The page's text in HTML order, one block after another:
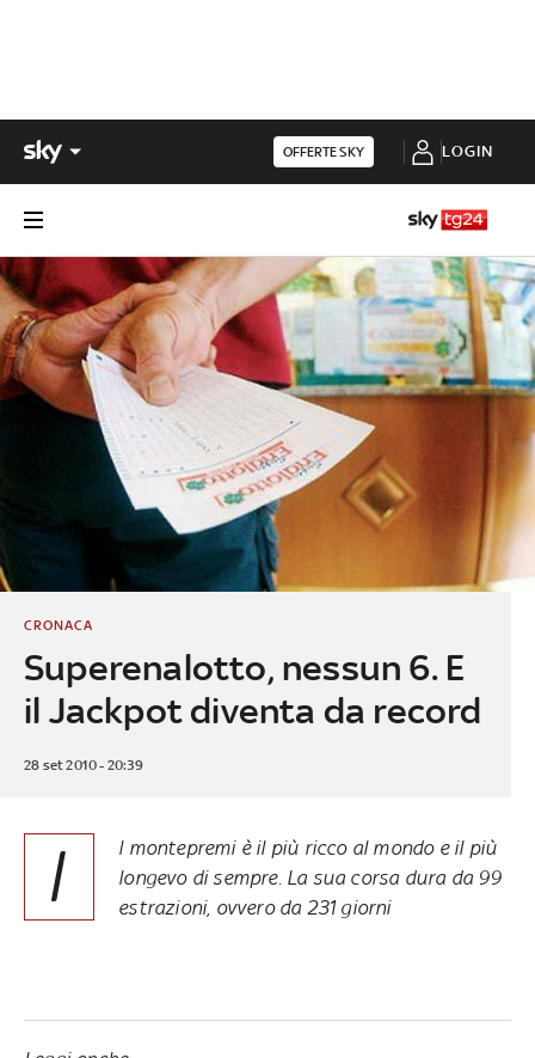
OFFERTE SKY LOGIN
Superenalotto, nessun 6. E
il Jackpot diventa da record
CRONACA
28 set 2010 - 20:39
I
l montepremi è il più ricco al mondo e il più
longevo di sempre. La sua corsa dura da 99
estrazioni, ovvero da 231 giorni